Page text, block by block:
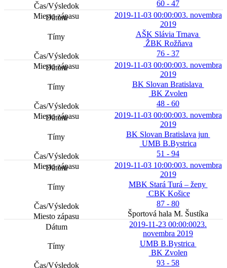
60 - 47
2019-11-03 00:00:003. novembra
2019
AŠK Slávia Trnava
ŽBK Rožňava
76 - 37
2019-11-03 00:00:003. novembra
2019
BK Slovan Bratislava
BK Zvolen
48 - 60
2019-11-03 00:00:003. novembra
2019
BK Slovan Bratislava jun
UMB B.Bystrica
51 - 94
2019-11-03 10:00:003. novembra
2019
MBK Stará Turá – ženy
CBK Košice
87 - 80
Športová hala M. Šustíka
2019-11-23 00:00:0023.
novembra 2019
UMB B.Bystrica
BK Zvolen
93 - 58